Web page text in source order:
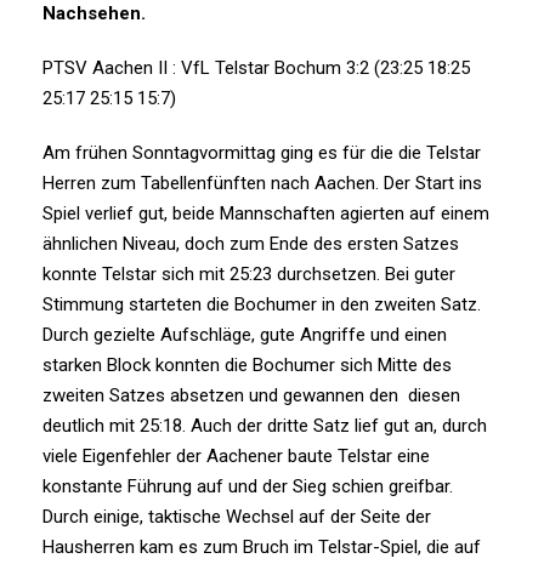
Nachsehen.
PTSV Aachen II : VfL Telstar Bochum 3:2 (23:25 18:25
25:17 25:15 15:7)
Am frühen Sonntagvormittag ging es für die die Telstar
Herren zum Tabellenfünften nach Aachen. Der Start ins
Spiel verlief gut, beide Mannschaften agierten auf einem
ähnlichen Niveau, doch zum Ende des ersten Satzes
konnte Telstar sich mit 25:23 durchsetzen. Bei guter
Stimmung starteten die Bochumer in den zweiten Satz.
Durch gezielte Aufschläge, gute Angriffe und einen
starken Block konnten die Bochumer sich Mitte des
zweiten Satzes absetzen und gewannen den diesen
deutlich mit 25:18. Auch der dritte Satz lief gut an, durch
viele Eigenfehler der Aachener baute Telstar eine
konstante Führung auf und der Sieg schien greifbar.
Durch einige, taktische Wechsel auf der Seite der
Hausherren kam es zum Bruch im Telstar-Spiel, die auf